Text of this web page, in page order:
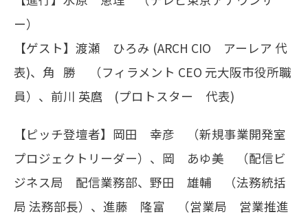
ー）
【ゲスト】渡瀬 ひろみ (ARCH CIO アーレア 代
表)、角 勝 （フィラメント CEO 元大阪市役所職
員）、前川 英麿 (プロトスター 代表)
【ピッチ登壇者】岡田 幸彦 （新規事業開発室
プロジェクトリーダー）、岡 あゆ美 （配信ビ
ジネス局 配信業務部、野田 雄輔 （法務統括
局 法務部長）、進藤 隆富 （営業局 営業推進